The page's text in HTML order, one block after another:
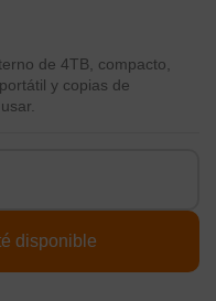
de 4TB, compacto,
y copias de